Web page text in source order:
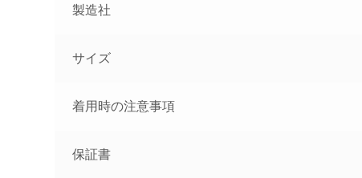
製造社
サイズ
着用時の注意事項
保証書